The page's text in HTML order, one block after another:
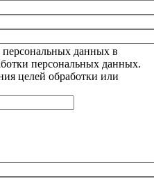
персональных данных в
персональных данных.
целей обработки или